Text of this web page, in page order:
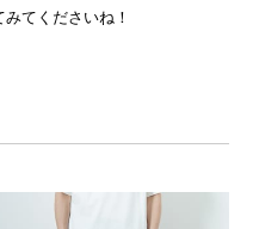
てくださいね！